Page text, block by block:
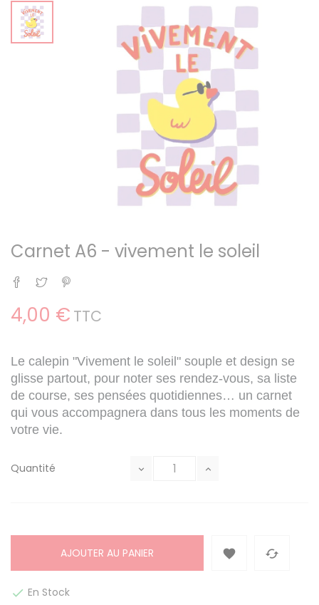
Carnet A6 - vivement le soleil
Partager
Tweet
4,00 € TTC
Le calepin "Vivement le soleil" souple et design se
glisse partout, pour noter ses rendez-vous, sa liste
de course, ses pensées quotidiennes… un carnet
qui vous accompagnera dans tous les moments de
votre vie.
Quantité
AJOUTER AU PANIER  
 En Stock